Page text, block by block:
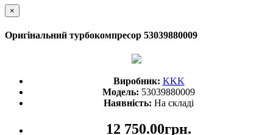
×
Оригінальний турбокомпресор 53039880009
Виробник: KKK
Модель: 53039880009
Наявність: На складі
12 750.00грн.